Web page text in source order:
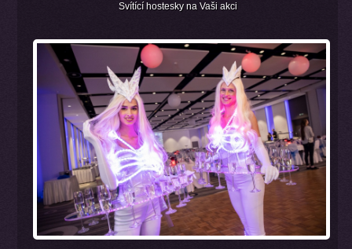
Svítící hostesky na Vaši akci